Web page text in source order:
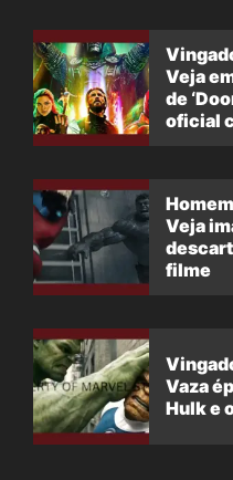
Veja
de
oficial
Veja
filme
Vaza
Hulk e